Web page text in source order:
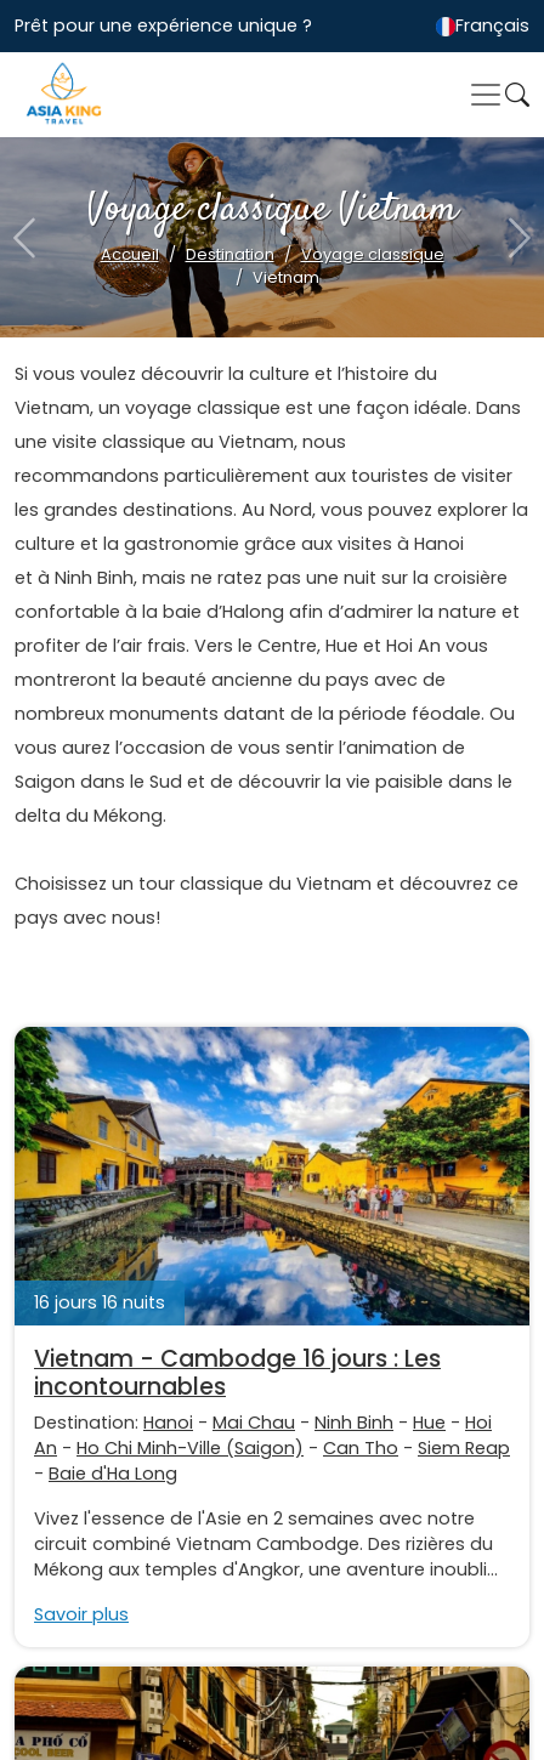
Prêt pour une expérience unique ? Français
Voyage classique Vietnam
Accueil Destination
Voyage classique
Vietnam
Previous
Si vous voulez découvrir la culture et l’histoire du
Vietnam, un voyage classique est une façon idéale. Dans
une visite classique au Vietnam, nous
recommandons particulièrement aux touristes de visiter
les grandes destinations. Au Nord, vous pouvez explorer la
culture et la gastronomie grâce aux visites à Hanoi
et à Ninh Binh, mais ne ratez pas une nuit sur la croisière
confortable à la baie d’Halong afin d’admirer la nature et
profiter de l’air frais. Vers le Centre, Hue et Hoi An vous
montreront la beauté ancienne du pays avec de
nombreux monuments datant de la période féodale. Ou
vous aurez l’occasion de vous sentir l’animation de
Saigon dans le Sud et de découvrir la vie paisible dans le
delta du Mékong.
Choisissez un tour classique du Vietnam et découvrez ce
pays avec nous!
16 jours 16 nuits
Vietnam - Cambodge 16 jours : Les
incontournables
Destination: Hanoi - Mai Chau - Ninh Binh - Hue - Hoi
An - Ho Chi Minh-Ville (Saigon) - Can Tho - Siem Reap
- Baie d'Ha Long
Vivez l'essence de l'Asie en 2 semaines avec notre
circuit combiné Vietnam Cambodge. Des rizières du
Mékong aux temples d'Angkor, une aventure inoubli...
Savoir plus